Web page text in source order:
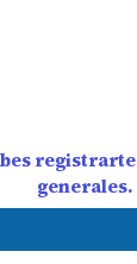
generales.